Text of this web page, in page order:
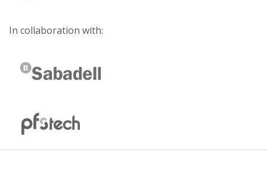
In collaboration with: